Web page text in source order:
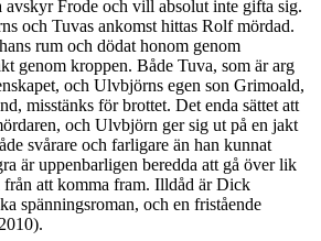
Frode och vill absolut inte gifta sig.
och Tuvas ankomst hittas Rolf mördad.
rum och dödat honom genom
genom kroppen. Både Tuva, som är arg
och Ulvbjörns egen son Grimoald,
misstänks för brottet. Det enda sättet att
och Ulvbjörn ger sig ut på en jakt
svårare och farligare än han kunnat
är uppenbarligen beredda att gå över lik
från att komma fram. Illdåd är Dick
spänningsroman, och en fristående